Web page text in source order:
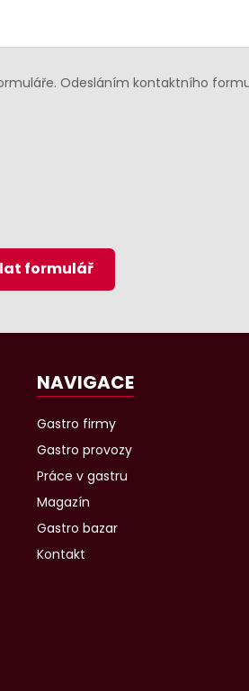
Odesláním kontaktního
formulář
NAVIGACE
Gastro firmy
Gastro provozy
Práce v gastru
Magazín
Gastro bazar
Kontakt